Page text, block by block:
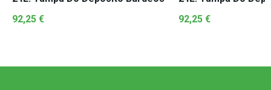
92,25 €
92,25 €